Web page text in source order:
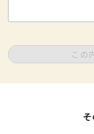
この